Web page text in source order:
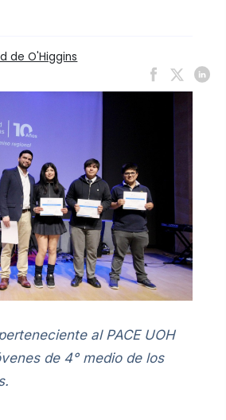
de O'Higgins
al PACE UOH
de 4° medio de los